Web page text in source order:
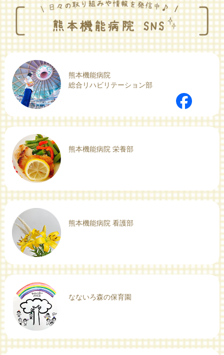
熊本機能病院
総合リハビリテーション部
熊本機能病院 栄養部
熊本機能病院 看護部
なないろ森の保育園